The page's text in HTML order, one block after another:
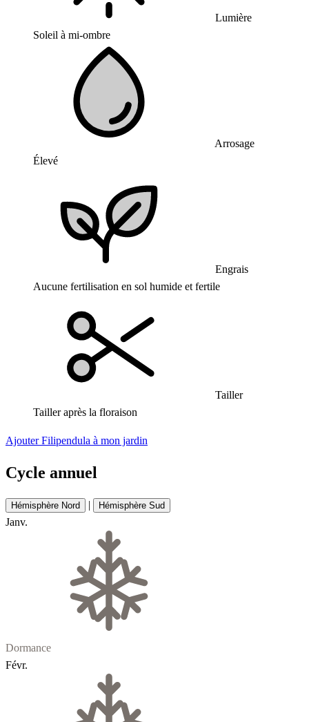
Lumière
Soleil à mi-ombre
Arrosage
Élevé
Engrais
Aucune fertilisation en sol humide et fertile
Tailler
Tailler après la floraison
Ajouter Filipendula à mon jardin
Cycle annuel
Hémisphère Nord | Hémisphère Sud
Janv.
Dormance
Févr.